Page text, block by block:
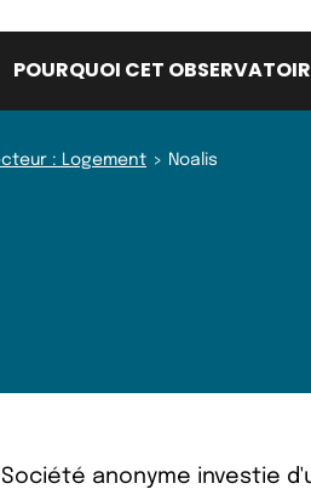
POURQUOI CET
: Logement Noalis
Société anonyme investie